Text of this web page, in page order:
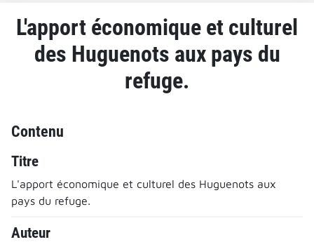
L'apport économique et culturel
des Huguenots aux pays du
refuge.
Contenu
Titre
L'apport économique et culturel des Huguenots aux
pays du refuge.
Auteur